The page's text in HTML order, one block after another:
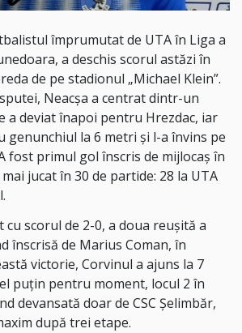
împrumutat de UTA în Liga a
a deschis scorul astăzi în
de pe stadionul „Michael Klein”.
Neacșa a centrat dintr-un
a deviat înapoi pentru Hrezdac, iar
genunchiul la 6 metri și l-a învins pe
fost primul gol înscris de mijlocaș în
jucat în 30 de partide: 28 la UTA
cu scorul de 2-0, a doua reușită a
înscrisă de Marius Coman, în
victorie, Corvinul a ajuns la 7
puțin pentru moment, locul 2 în
devansată doar de CSC Șelimbăr,
după trei etape.